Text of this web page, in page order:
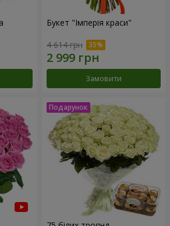
Букет "Імперія краси"
4 614 грн
Замовити